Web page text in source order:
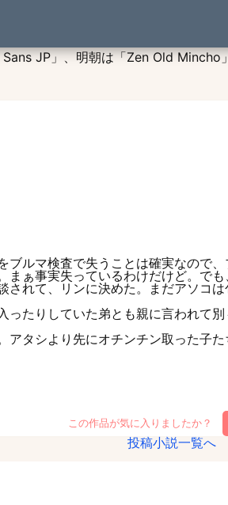
JP」、明朝は「Zen Old
ルマ検査で失うことは確実なので
まぁ事実失っているわけだけど。で
されて、リンに決めた。まだアソコ
たりしていた弟とも親に言われて
タシより先にオチンチン取った子
この作品が気に入りましたか？
投稿小説一覧へ